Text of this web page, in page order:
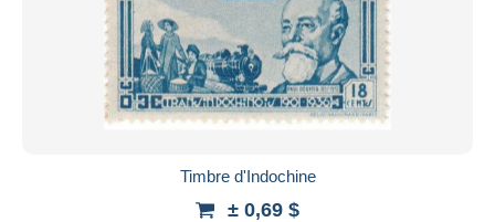
Timbre d'Indochine
± 0,69 $